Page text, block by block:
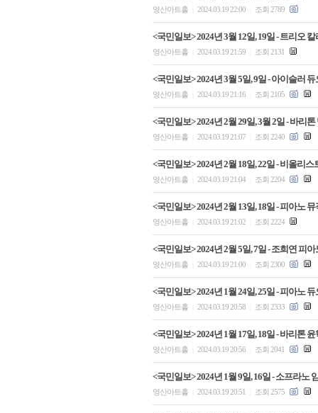
영산아트홀 2024.03.19 22:00 조회 2789
<국민일보> 2024년 3월 12일, 19일 - 트리오
영산아트홀 2024.03.19 21:59 조회 2131
<국민일보> 2024년 3월 5일, 9일 - 아이슬러
영산아트홀 2024.03.19 21:16 조회 2105
<국민일보> 2024년 2월 29일, 3월 2일 - 바리
영산아트홀 2024.03.19 21:07 조회 2240
<국민일보> 2024년 2월 18일, 22일 - 비올리
영산아트홀 2024.03.19 21:04 조회 2204
<국민일보> 2024년 2월 13일, 18일 - 피아노
영산아트홀 2024.03.19 21:02 조회 2224
<국민일보> 2024년 2월 5일, 7일 - 조희연 피
영산아트홀 2024.03.19 21:00 조회 2300
<국민일보> 2024년 1월 24일, 25일 - 피아노
영산아트홀 2024.03.19 20:58 조회 2333
<국민일보> 2024년 1월 17일, 18일 - 바리톤
영산아트홀 2024.03.19 20:56 조회 2041
<국민일보> 2024년 1월 9일, 16일 - 소프라
영산아트홀 2024.03.19 20:51 조회 2575